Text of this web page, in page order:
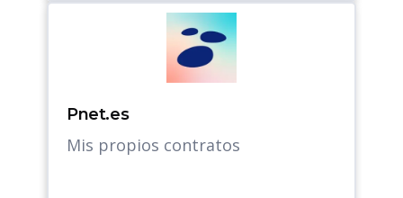
Pnet.es
Mis propios contratos